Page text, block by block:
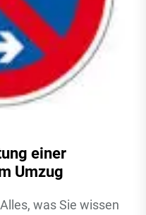
einer
Umzug
was Sie wissen